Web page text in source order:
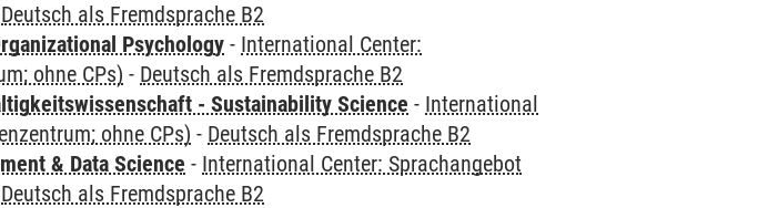
Deutsch als Fremdsprache B2
Psychology - International Center:
ohne CPs) - Deutsch als Fremdsprache B2
- Sustainability Science - International
ohne CPs) - Deutsch als Fremdsprache B2
& Data Science - International Center: Sprachangebot
Deutsch als Fremdsprache B2